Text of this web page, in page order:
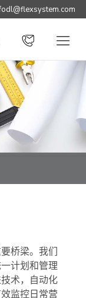
桥梁。我们
计划和管理
术，自动化
监控日常营